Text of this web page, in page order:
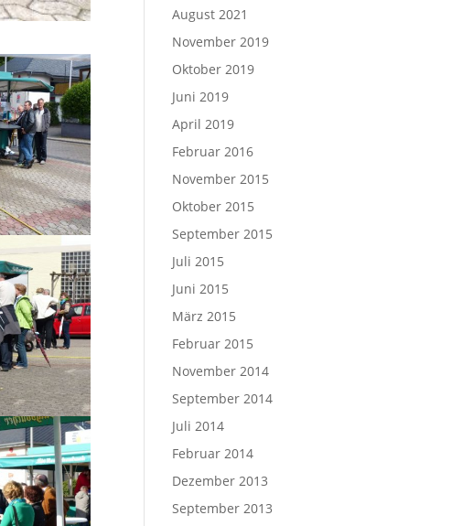
August 2021
November 2019
Oktober 2019
Juni 2019
April 2019
Februar 2016
November 2015
Oktober 2015
September 2015
Juli 2015
Juni 2015
März 2015
Februar 2015
November 2014
September 2014
Juli 2014
Februar 2014
Dezember 2013
September 2013